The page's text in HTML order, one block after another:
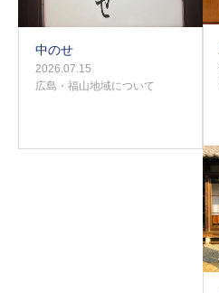
中のせ
2026.07.15
広島・福山地域について